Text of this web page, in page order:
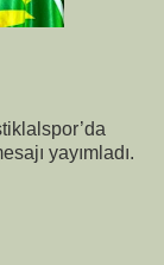
yayımladı.